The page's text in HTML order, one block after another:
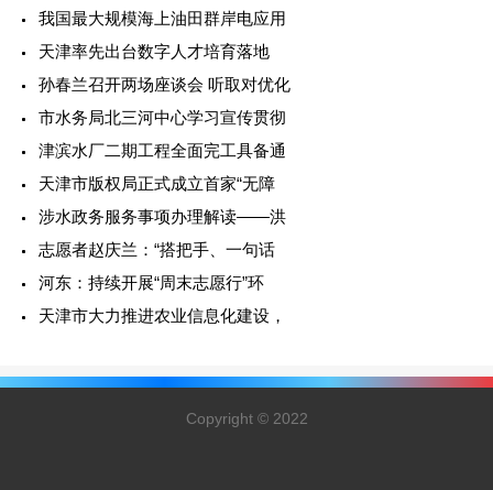
我国最大规模海上油田群岸电应用
天津率先出台数字人才培育落地
孙春兰召开两场座谈会 听取对优化
市水务局北三河中心学习宣传贯彻
津滨水厂二期工程全面完工具备通
天津市版权局正式成立首家“无障
涉水政务服务事项办理解读——洪
志愿者赵庆兰：“搭把手、一句话
河东：持续开展“周末志愿行”环
天津市大力推进农业信息化建设，
Copyright © 2022